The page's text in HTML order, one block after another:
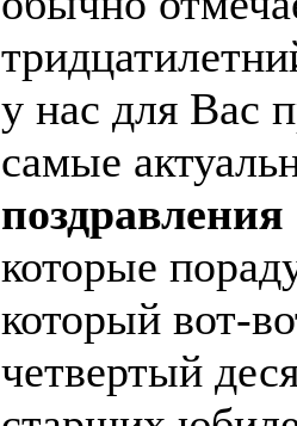
у нас для Вас
самые
которые
который вот-
четвертый